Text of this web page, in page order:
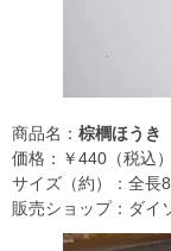
商品名： 棕櫚ほうき
価格：￥440（税込）
サイズ（約）：全長
販売ショップ：ダイ